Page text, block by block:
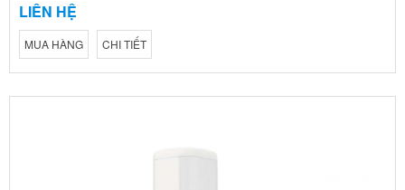
LIÊN HỆ
MUA HÀNG CHI TIẾT